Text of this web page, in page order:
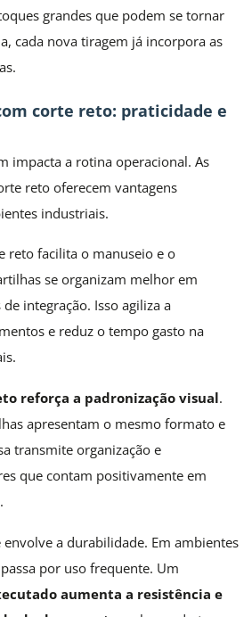
grandes que podem se tornar
cada nova tiragem já incorpora as
corte reto: praticidade e
impacta a rotina operacional. As
reto oferecem vantagens
industriais.
reto facilita o manuseio e o
se organizam melhor em
integração. Isso agiliza a
e reduz o tempo gasto na
reforça a padronização visual.
apresentam o mesmo formato e
transmite organização e
que contam positivamente em
a durabilidade. Em ambientes
por uso frequente. Um
aumenta a resistência e